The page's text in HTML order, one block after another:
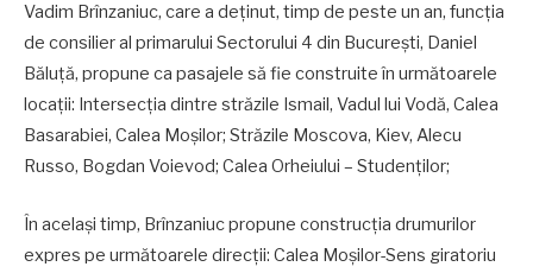
Vadim Brînzaniuc, care a deținut, timp de peste un an, funcția
de consilier al primarului Sectorului 4 din București, Daniel
Băluță, propune ca pasajele să fie construite în următoarele
locații: Intersecția dintre străzile Ismail, Vadul lui Vodă, Calea
Basarabiei, Calea Moșilor; Străzile Moscova, Kiev, Alecu
Russo, Bogdan Voievod; Calea Orheiului – Studenților;
În același timp, Brînzaniuc propune construcția drumurilor
expres pe următoarele direcții: Calea Moșilor-Sens giratoriu